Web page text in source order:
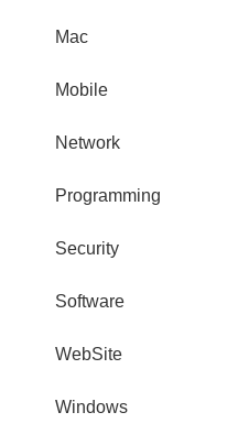
Mac
Mobile
Network
Programming
Security
Software
WebSite
Windows